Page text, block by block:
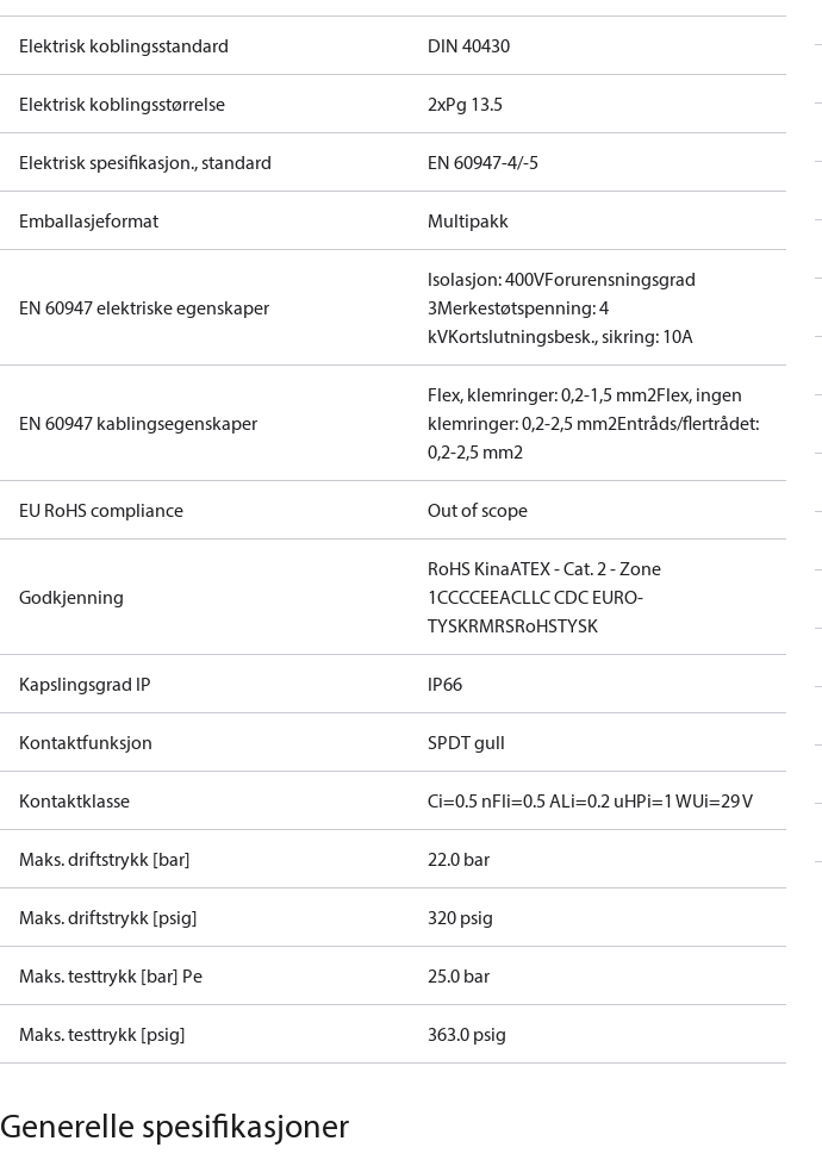
Elektrisk koblingsstandard DIN 40430
Elektrisk koblingsstørrelse 2xPg 13.5
Elektrisk spesifikasjon., standard EN 60947-4/-5
Emballasjeformat Multipakk
EN 60947 elektriske egenskaper
Isolasjon: 400VForurensningsgrad
3Merkestøtspenning: 4
kVKortslutningsbesk., sikring: 10A
EN 60947 kablingsegenskaper
Flex, klemringer: 0,2-1,5 mm2Flex, ingen
klemringer: 0,2-2,5 mm2Entråds/flertrådet:
0,2-2,5 mm2
EU RoHS compliance Out of scope
Godkjenning
RoHS KinaATEX - Cat. 2 - Zone
1CCCCEEACLLC CDC EURO-
TYSKRMRSRoHSTYSK
Kapslingsgrad IP IP66
Kontaktfunksjon SPDT gull
Kontaktklasse Ci=0.5 nFIi=0.5 ALi=0.2 uHPi=1 WUi=29 V
Maks. driftstrykk [bar] 22.0 bar
Maks. driftstrykk [psig] 320 psig
Maks. testtrykk [bar] Pe 25.0 bar
Maks. testtrykk [psig] 363.0 psig
Generelle spesifikasjoner